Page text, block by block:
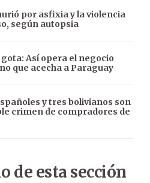
por asfixia y la violencia
según autopsia
Así opera el negocio
que acecha a Paraguay
y tres bolivianos son
crimen de compradores de
de esta sección